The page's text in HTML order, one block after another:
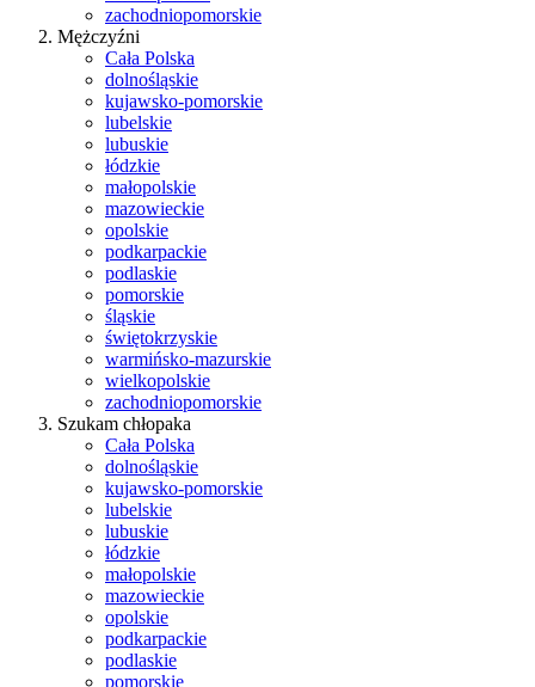
zachodniopomorskie
Mężczyźni
Cała Polska
dolnośląskie
kujawsko-pomorskie
lubelskie
lubuskie
łódzkie
małopolskie
mazowieckie
opolskie
podkarpackie
podlaskie
pomorskie
śląskie
świętokrzyskie
warmińsko-mazurskie
wielkopolskie
zachodniopomorskie
Szukam chłopaka
Cała Polska
dolnośląskie
kujawsko-pomorskie
lubelskie
lubuskie
łódzkie
małopolskie
mazowieckie
opolskie
podkarpackie
podlaskie
pomorskie